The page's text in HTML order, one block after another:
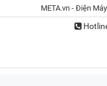
META.vn - Điện
Địa chỉ: